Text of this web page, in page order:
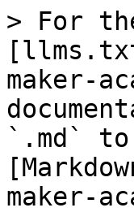
> For
maker-
`.md`
maker-